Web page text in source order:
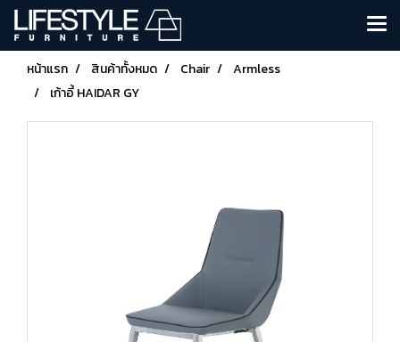
หน้าแรก สินค้าทั้งหมด Chair
Armless
เก้าอี้ HAIDAR GY